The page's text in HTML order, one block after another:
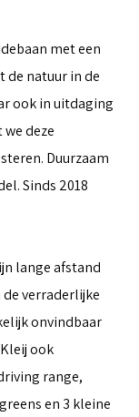
met een
natuur in de
ook in uitdaging
deze
Duurzaam
Sinds 2018
lange afstand
verraderlijke
onvindbaar
ook
range,
en 3 kleine